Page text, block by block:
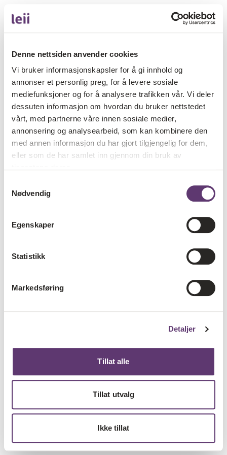
Denne nettsiden anvender cookies
Vi bruker informasjonskapsler for å gi innhold og
annonser et personlig preg, for å levere sosiale
mediefunksjoner og for å analysere trafikken vår. Vi deler
dessuten informasjon om hvordan du bruker nettstedet
vårt, med partnerne våre innen sosiale medier,
annonsering og analysearbeid, som kan kombinere den
med annen informasjon du har gjort tilgjengelig for dem,
eller som de har samlet inn gjennom din bruk av
Nødvendig
Egenskaper
Statistikk
Markedsføring
Detaljer
Tillat alle
Tillat utvalg
Ikke tillat